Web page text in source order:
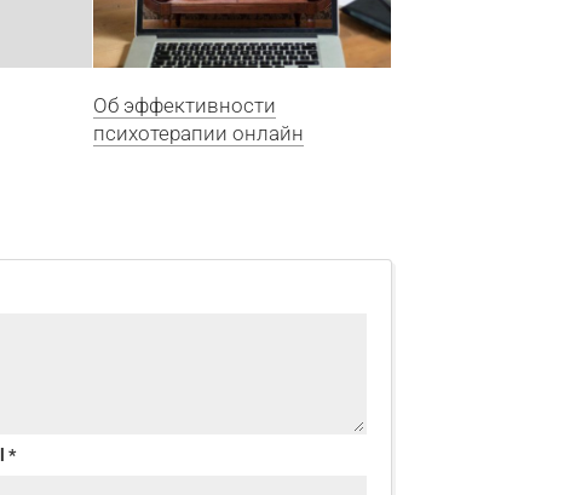
Об эффективности
психотерапии онлайн
*